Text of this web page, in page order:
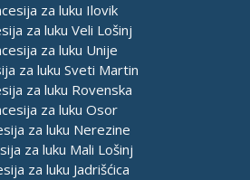
za luku Ilovik
za luku Veli Lošinj
za luku Unije
za luku Sveti Martin
za luku Rovenska
za luku Osor
za luku Nerezine
za luku Mali Lošinj
za luku Jadrišćica